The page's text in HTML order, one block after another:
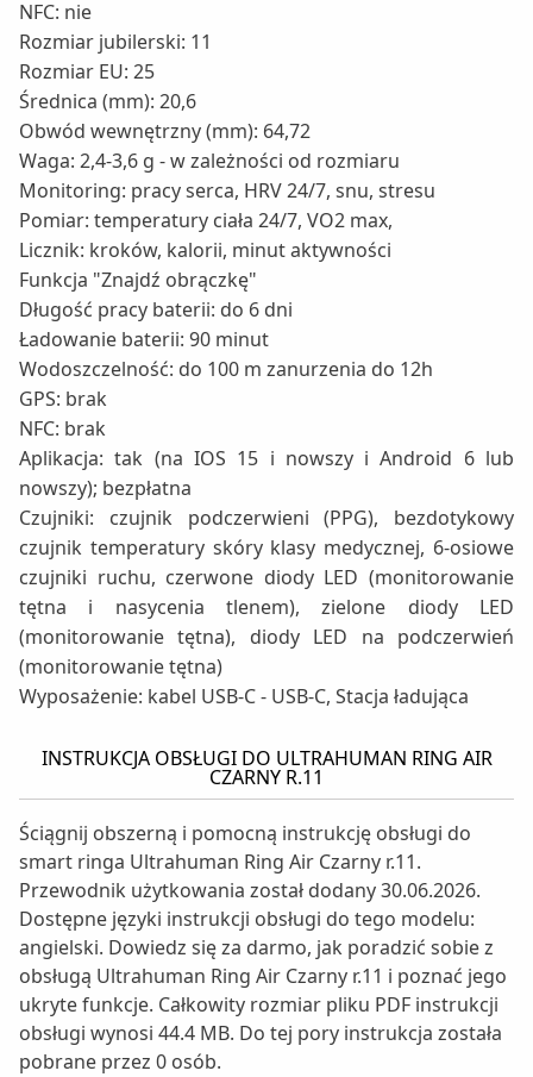
NFC: nie
Rozmiar jubilerski: 11
Rozmiar EU: 25
Średnica (mm): 20,6
Obwód wewnętrzny (mm): 64,72
Waga: 2,4-3,6 g - w zależności od rozmiaru
Monitoring: pracy serca, HRV 24/7, snu, stresu
Pomiar: temperatury ciała 24/7, VO2 max,
Licznik: kroków, kalorii, minut aktywności
Funkcja "Znajdź obrączkę"
Długość pracy baterii: do 6 dni
Ładowanie baterii: 90 minut
Wodoszczelność: do 100 m zanurzenia do 12h
GPS: brak
NFC: brak
Aplikacja: tak (na IOS 15 i nowszy i Android 6 lub
nowszy); bezpłatna
Czujniki: czujnik podczerwieni (PPG), bezdotykowy
czujnik temperatury skóry klasy medycznej, 6-osiowe
czujniki ruchu, czerwone diody LED (monitorowanie
tętna i nasycenia tlenem), zielone diody LED
(monitorowanie tętna), diody LED na podczerwień
(monitorowanie tętna)
Wyposażenie: kabel USB-C - USB-C, Stacja ładująca
INSTRUKCJA OBSŁUGI DO ULTRAHUMAN RING AIR
CZARNY R.11
Ściągnij obszerną i pomocną instrukcję obsługi do
smart ringa Ultrahuman Ring Air Czarny r.11.
Przewodnik użytkowania został dodany 30.06.2026.
Dostępne języki instrukcji obsługi do tego modelu:
angielski. Dowiedz się za darmo, jak poradzić sobie z
obsługą Ultrahuman Ring Air Czarny r.11 i poznać jego
ukryte funkcje. Całkowity rozmiar pliku PDF instrukcji
obsługi wynosi 44.4 MB. Do tej pory instrukcja została
pobrane przez 0 osób.